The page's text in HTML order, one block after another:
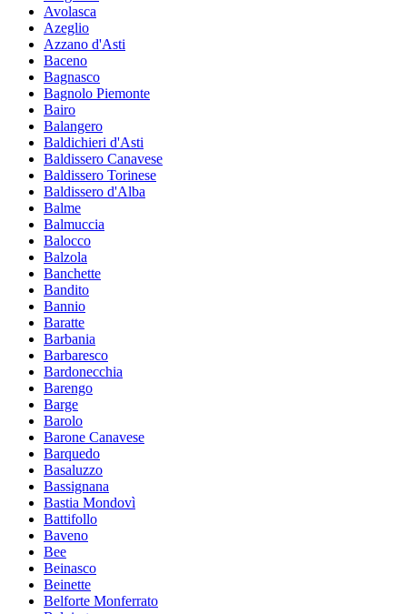
Avolasca
Azeglio
Azzano d'Asti
Baceno
Bagnasco
Bagnolo Piemonte
Bairo
Balangero
Baldichieri d'Asti
Baldissero Canavese
Baldissero Torinese
Baldissero d'Alba
Balme
Balmuccia
Balocco
Balzola
Banchette
Bandito
Bannio
Baratte
Barbania
Barbaresco
Bardonecchia
Barengo
Barge
Barolo
Barone Canavese
Barquedo
Basaluzzo
Bassignana
Bastia Mondovì
Battifollo
Baveno
Bee
Beinasco
Beinette
Belforte Monferrato